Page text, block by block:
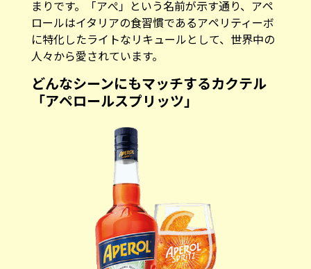
まりです。「アぺ」という名前が示す通り、アペ
ロールはイタリアの食習慣であるアペリティーボ
に特化したライトなリキュールとして、世界中の
人々から愛されています。
どんなシーンにもマッチするカクテル
「アペロールスプリッツ」